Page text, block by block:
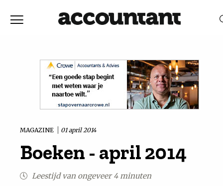
Vaktechniek
Achtergrond
MAGAZINE 01 april 2014
Boeken - april 2014
Leestijd van ongeveer 4 minuten
RELEVANTIEDATUM